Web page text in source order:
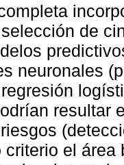
de
neuronales
resultar
criterio el